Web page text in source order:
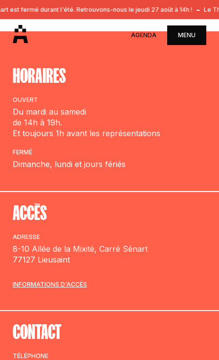
est fermé durant l'été. Retrouvons-nous le jeudi 27 août à 14h ! Le
AGENDA MENU
HORAIRES
OUVERT
Du mardi au samedi
de 14h à 19h.
Et toujours 1h avant les représentations
FERMÉ
Dimanche, lundi et jours fériés
ACCÈS
ADRESSE
8-10 Allée de la Mixité, Carré Sénart
77127 Lieusaint
INFORMATIONS D'ACCÈS
CONTACT
TÉLÉPHONE